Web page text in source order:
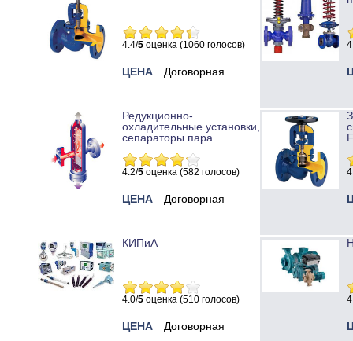
4.4/5 оценка (1060 голосов)
ЦЕНА Договорная
Редукционно-
охладительные установки,
сепараторы пара
4.2/5 оценка (582 голосов)
ЦЕНА Договорная
КИПиА
4.0/5 оценка (510 голосов)
ЦЕНА Договорная